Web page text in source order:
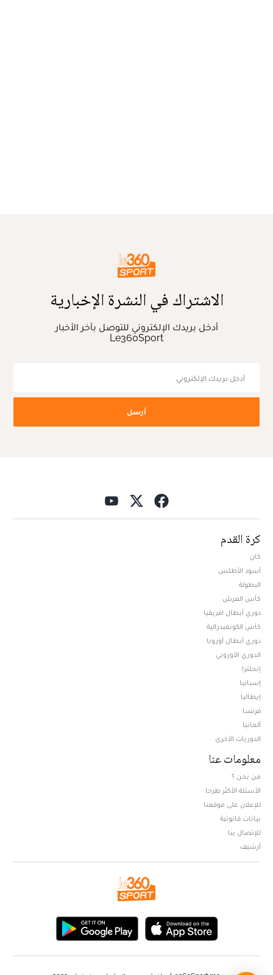
الاشتراك في النشرة الإخبارية
أدخل بريدك الإلكتروني للتوصل بآخر الأخبار
Le360Sport
أرسل
كرة القدم
كان
أسود الأطلس
البطولة
كأس العرش
دوري أبطال افريقيا
كأس الكونفيدرالية
دوري أبطال أوروبا
الدوري الأوروبي
إنجلترا
إسبانيا
إيطاليا
فرنسا
ألمانيا
الدوريات الأخرى
معلومات عنا
من نحن ؟
الأسئلة الأكثر طرحا
للإعلان على موقعنا
بيانات قانونية
للإتصال بنا
أرشيف